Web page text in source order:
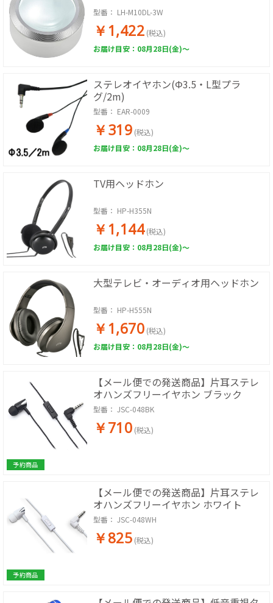
型番： LH-M10DL-3W
￥1,422 (税込)
お届け目安：08月28日(金)～
ステレオイヤホン(Φ3.5・L型プラ
グ/2m)
型番： EAR-0009
￥319 (税込)
お届け目安：08月28日(金)～
TV用ヘッドホン
型番： HP-H355N
￥1,144 (税込)
お届け目安：08月28日(金)～
大型テレビ・オーディオ用ヘッドホン
型番： HP-H555N
￥1,670 (税込)
お届け目安：08月28日(金)～
予約商品
【メール便での発送商品】片耳ステレ
オハンズフリーイヤホン ブラック
型番： JSC-048BK
￥710 (税込)
予約商品
【メール便での発送商品】片耳ステレ
オハンズフリーイヤホン ホワイト
型番： JSC-048WH
￥825 (税込)